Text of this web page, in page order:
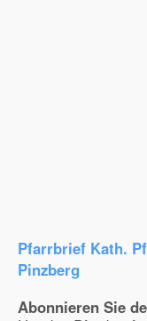
Pfarrbrief Kath.
Pinzberg
Abonnieren Sie